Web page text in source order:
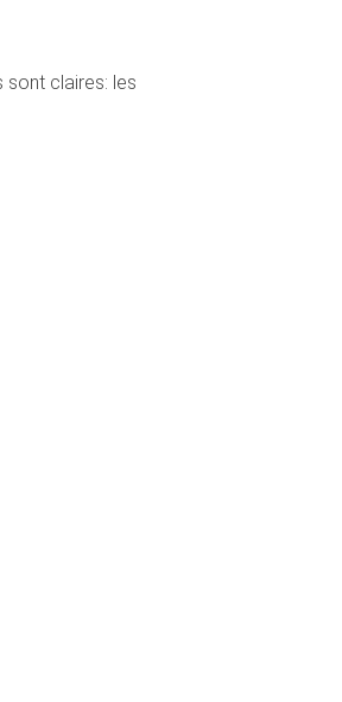
sont claires: les